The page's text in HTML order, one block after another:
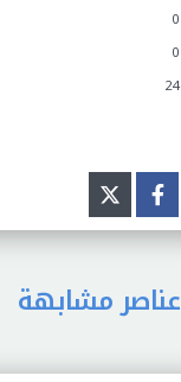
0
0
24
عناصر مشابهة